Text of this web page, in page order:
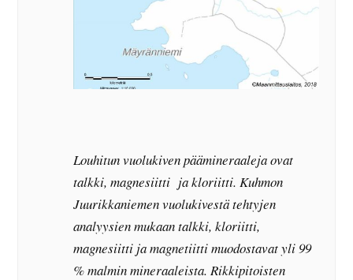
Louhitun vuolukiven päämineraaleja ovat
talkki, magnesiitti ja kloriitti. Kuhmon
Juurikkaniemen vuolukivestä tehtyjen
analyysien mukaan talkki, kloriitti,
magnesiitti ja magnetiitti muodostavat yli 99
% malmin mineraaleista. Rikkipitoisten